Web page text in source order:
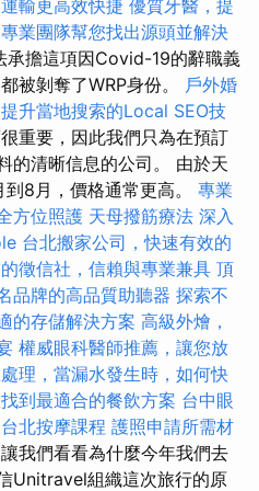
輸更高效快捷 優質牙醫，提
業團隊幫您找出源頭並解決
擔這項因Covid-19的辭職義
被剝奪了WRP身份。
戶外婚
提升當地搜索的Local SEO技
重要，因此我們只為在預訂
的清晰信息的公司。 由於天
8月，價格通常更高。 專業
方位照護 天母撥筋療法 深入
台北搬家公司，快速有效的
徵信社，信賴與專業兼具 頂
品牌的高品質助聽器 探索不
的存儲解決方案 高級外燴，
權威眼科醫師推薦，讓您放
理，當漏水發生時，如何快
到最適合的餐飲方案 台中眼
台北按摩課程 護照申請所需材
讓我們看看為什麼今年我們去
Unitravel組織這次旅行的原